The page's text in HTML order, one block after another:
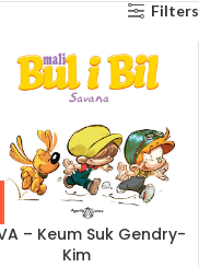
Filters
– Keum Suk Gendry-
Kim